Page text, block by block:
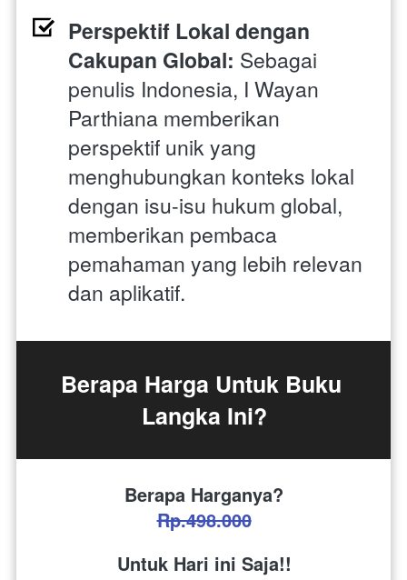
Perspektif Lokal dengan
Cakupan Global: Sebagai
penulis Indonesia, I Wayan
Parthiana memberikan
perspektif unik yang
menghubungkan konteks lokal
dengan isu-isu hukum global,
memberikan pembaca
pemahaman yang lebih relevan
dan aplikatif.
Berapa Harga Untuk Buku
Langka Ini?
Berapa Harganya?
Rp.498.000
Untuk Hari ini Saja!!